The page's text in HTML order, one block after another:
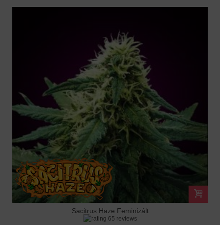
Sacitrus Haze Feminizált
65 reviews